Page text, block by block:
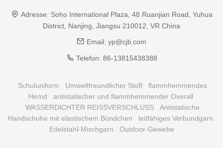
Adresse: Soho International Plaza, 48 Ruanjian Road, Yuhua
District, Nanjing, Jiangsu 210012, VR China
Email: yp@cjti.com
Telefon: 86-13815438388
Schuluniform Umweltfreundlicher Stoff
flammhemmendes
Hemd
antistatischer und flammhemmender Overall
WASSERDICHTER REISSVERSCHLUSS
Antistatische
Handschuhe mit elastischem Bündchen
leitfähiges Verbundgarn
Edelstahl-Mischgarn
Outdoor-Gewebe